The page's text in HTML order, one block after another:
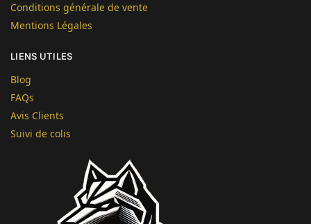
Conditions générale de vente
Mentions Légales
LIENS UTILES
Blog
FAQs
Avis Clients
Suivi de colis